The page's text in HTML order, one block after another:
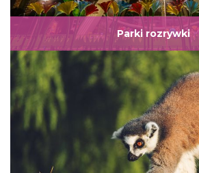
Parki rozrywki